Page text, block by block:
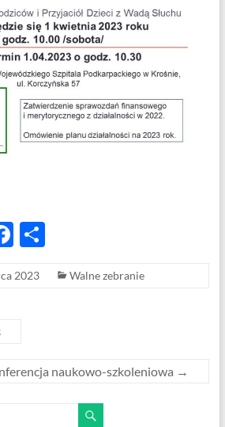
F
e
k
S
ar
2023 Walne zebranie
naukowo-szkoleniowa →